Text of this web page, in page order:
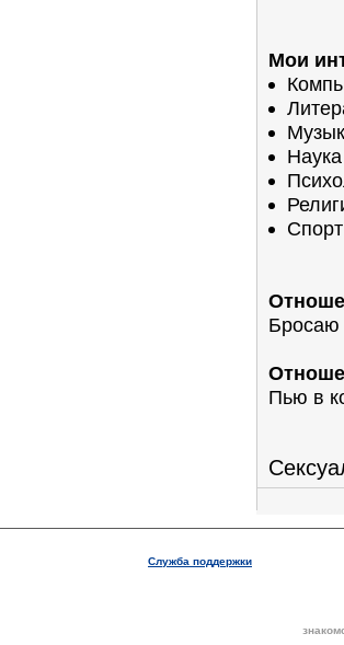
Мои
Наука
Спорт
Бросаю
Пью в
Служба поддержки